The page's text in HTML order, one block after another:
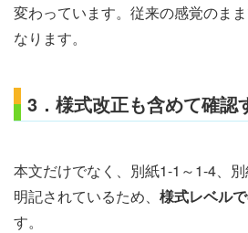
変わっています。従来の感覚のま
なります。
3．様式改正も含めて確認
本文だけでなく、別紙1-1～1-4、
明記されているため、 様式レベル
す。